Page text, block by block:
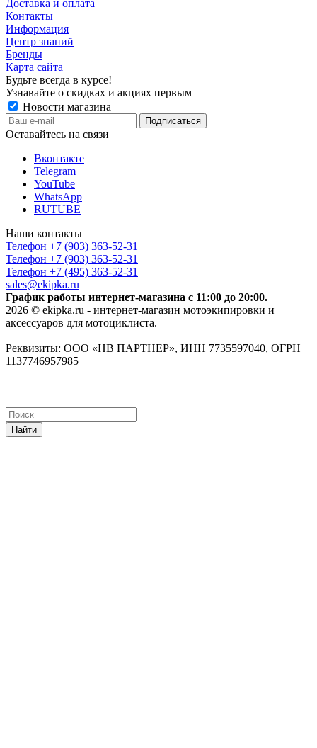
Доставка и оплата
Контакты
Информация
Центр знаний
Бренды
Карта сайта
Будьте всегда в курсе!
Узнавайте о скидках и акциях первым
Новости магазина
Оставайтесь на связи
Вконтакте
Telegram
YouTube
WhatsApp
RUTUBE
Наши контакты
Телефон +7 (903) 363-52-31
Телефон +7 (903) 363-52-31
Телефон +7 (495) 363-52-31
sales@ekipka.ru
График работы интернет-магазина с 11:00 до 20:00.
2026 © ekipka.ru - интернет-магазин мотоэкипировки и
аксессуаров для мотоциклиста.
Реквизиты: ООО «НВ ПАРТНЕР», ИНН 7735597040, ОГРН
1137746957985
Найти